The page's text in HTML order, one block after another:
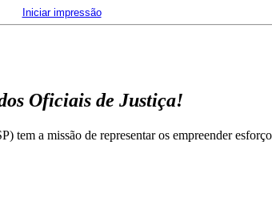
Iniciar impressão
Oficiais de Justiça!
a missão de representar os empreender